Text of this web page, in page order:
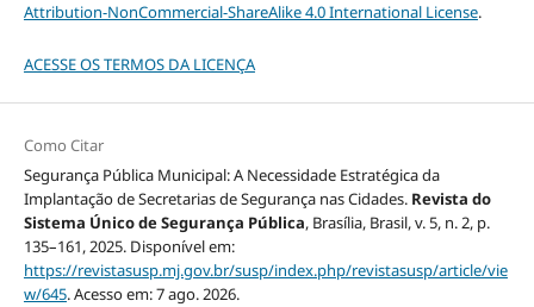
Attribution-NonCommercial-ShareAlike 4.0 International License.
ACESSE OS TERMOS DA LICENÇA
Como Citar
Segurança Pública Municipal: A Necessidade Estratégica da
Implantação de Secretarias de Segurança nas Cidades. Revista do
Sistema Único de Segurança Pública, Brasília, Brasil, v. 5, n. 2, p.
135–161, 2025. Disponível em:
https://revistasusp.mj.gov.br/susp/index.php/revistasusp/article/vie
w/645. Acesso em: 7 ago. 2026.